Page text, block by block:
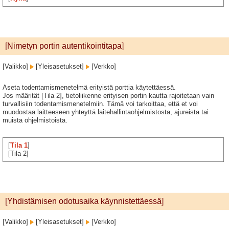
[Nimetyn portin autentikointitapa]
[Valikko] [Yleisasetukset] [Verkko]
Aseta todentamismenetelmä erityistä porttia käytettäessä.
Jos määrität [Tila 2], tietoliikenne erityisen portin kautta rajoitetaan vain
turvallisiin todentamismenetelmiin. Tämä voi tarkoittaa, että et voi
muodostaa laitteeseen yhteyttä laitehallintaohjelmistosta, ajureista tai
muista ohjelmistoista.
[Tila 1]
[Tila 2]
[Yhdistämisen odotusaika käynnistettäessä]
[Valikko] [Yleisasetukset] [Verkko]